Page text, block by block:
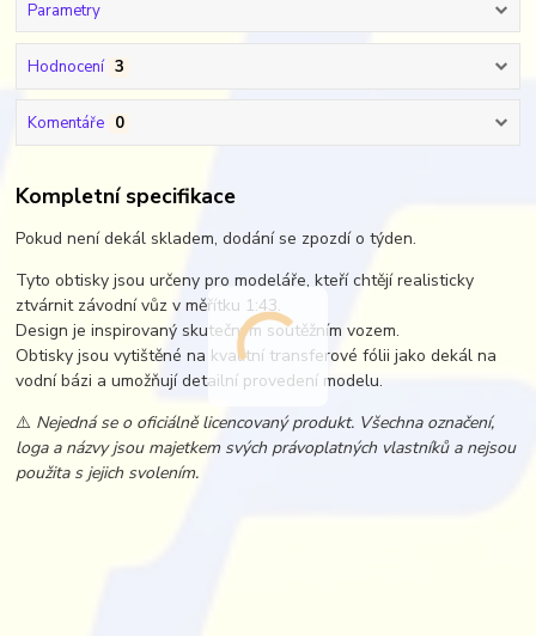
Parametry
Hodnocení 3
Komentáře 0
Kompletní specifikace
Pokud není dekál skladem, dodání se zpozdí o týden.
Tyto obtisky jsou určeny pro modeláře, kteří chtějí realisticky
ztvárnit závodní vůz v měřítku 1:43.
Design je inspirovaný skutečným soutěžním vozem.
Obtisky jsou vytištěné na kvalitní transferové fólii jako dekál na
vodní bázi a umožňují detailní provedení modelu.
⚠️ Nejedná se o oficiálně licencovaný produkt. Všechna označení,
loga a názvy jsou majetkem svých právoplatných vlastníků a nejsou
použita s jejich svolením.